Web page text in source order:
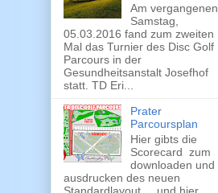
Am vergangenen
Samstag,
05.03.2016 fand zum zweiten
Mal das Turnier des Disc Golf
Parcours in der
Gesundheitsanstalt Josefhof
statt. TD Eri...
Prater
Parcoursplan
Hier gibts die
Scorecard zum
downloaden und
ausdrucken des neuen
Standardlayout. ...und hier